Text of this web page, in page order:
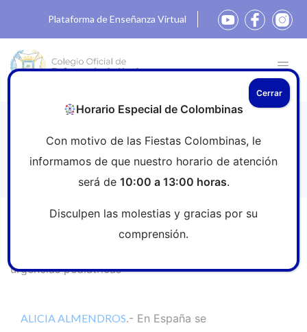
Plataforma de Enseñanza Virtual
esperanza ante un virus que pone en
jaque las urgencias pediátricas
Inmunización frente al VRS:
urgencias pediátricas
ALICIA ALMENDROS.- En España se
Horario Especial de Colombinas
Con motivo de las Fiestas Colombinas, le
informamos de que nuestro horario de atención
será de 10:00 a 13:00 horas.
Disculpen las molestias y gracias por su
comprensión.
Cerrar